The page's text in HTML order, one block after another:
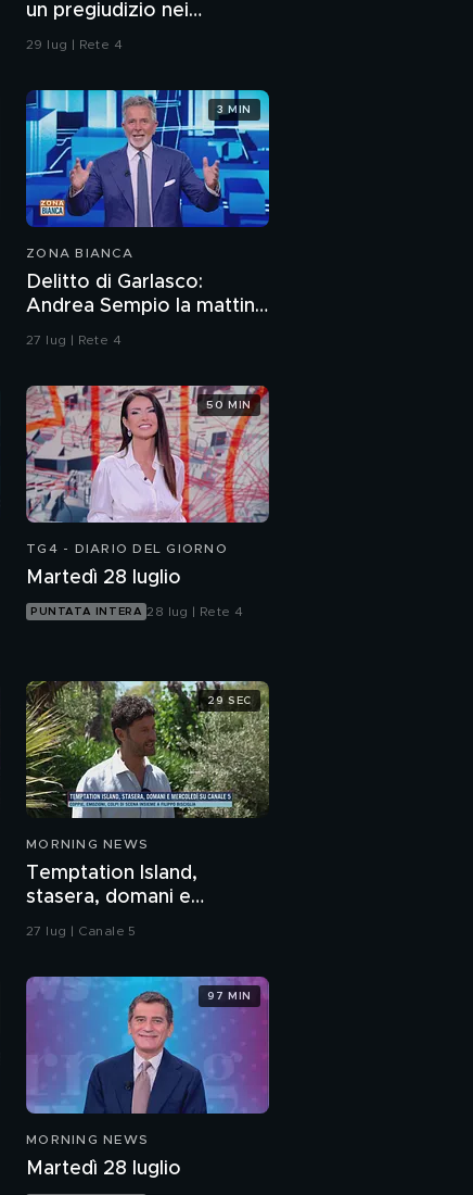
un pregiudizio nei
confronti della polizia"
29 lug | Rete 4
ZONA BIANCA
Delitto di Garlasco:
Andrea Sempio la mattina
del delitto è stato in un
27 lug | Rete 4
3 MIN
TG4 - DIARIO DEL GIORNO
Martedì 28 luglio
PUNTATA INTERA 28 lug | Rete 4
50 MIN
MORNING NEWS
Temptation Island,
stasera, domani e
mercoledì su Canale 5
27 lug | Canale 5
29 SEC
MORNING NEWS
Martedì 28 luglio
97 MIN